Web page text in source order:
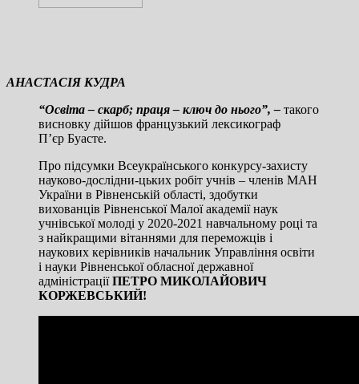
АНАСТАСІЯ КУДРА
“Освіта – скарб; праця – ключ до нього”, – такого
висновку дійшов французький лексикограф
П’єр Буасте.
Про підсумки Всеукраїнського конкурсу-захисту
науково-дослідни-цьких робіт учнів – членів МАН
України в Рівненській області, здобутки
вихованців Рівненської Малої академії наук
учнівської молоді у 2020-2021 навчальному році та
з найкращими вітаннями для переможців і
наукових керівників начальник Управління освіти
і науки Рівненської обласної державної
адміністраціїПЕТРО МИКОЛАЙОВИЧ
КОРЖЕВСЬКИЙ!